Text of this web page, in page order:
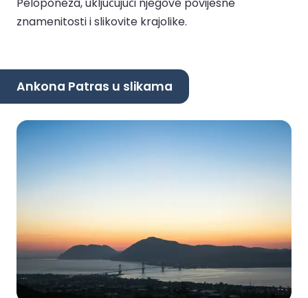
Peloponeza, uključujući njegove povijesne
znamenitosti i slikovite krajolike.
Ankona Patras u slikama